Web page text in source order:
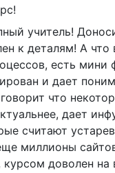
учитель!
к деталям! А
есть
и дает
что
дает
считают
миллионы
доволен на